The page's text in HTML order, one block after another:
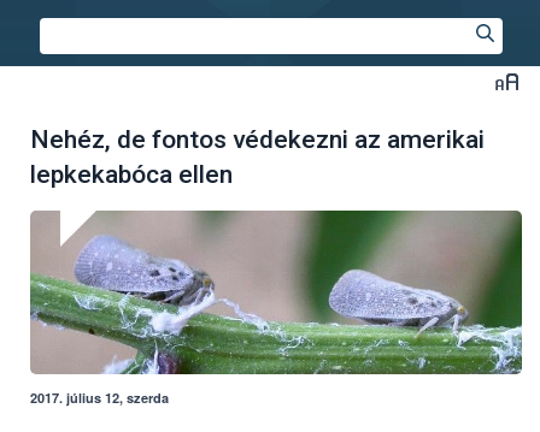
Nehéz, de fontos védekezni az amerikai
lepkekabóca ellen
2017. július 12, szerda